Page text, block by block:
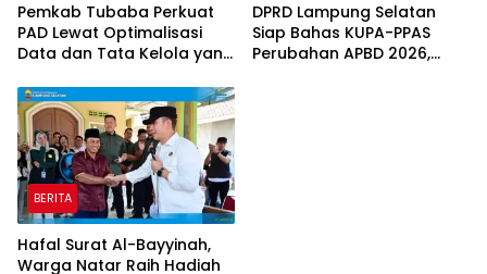
Pemkab Tubaba Perkuat
PAD Lewat Optimalisasi
Data dan Tata Kelola yang
DPRD Lampung Selatan
Siap Bahas KUPA-PPAS
Perubahan APBD 2026,
BERITA
Hafal Surat Al-Bayyinah,
Warga Natar Raih Hadiah